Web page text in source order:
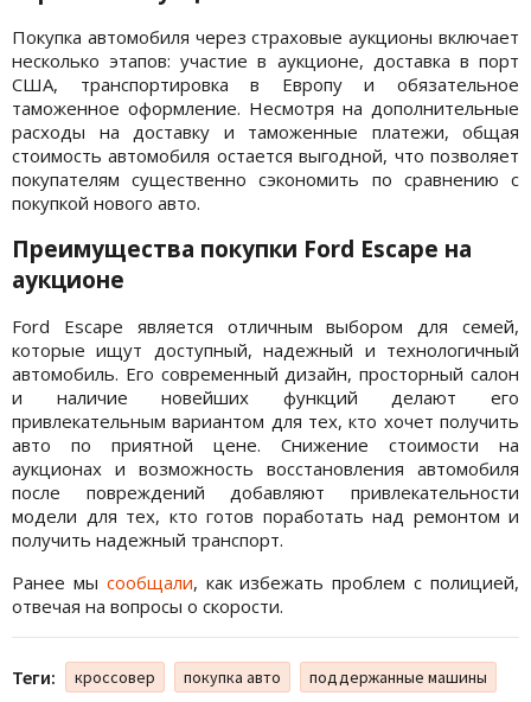
Покупка автомобиля через страховые аукционы включает
несколько этапов: участие в аукционе, доставка в порт
США, транспортировка в Европу и обязательное
таможенное оформление. Несмотря на дополнительные
расходы на доставку и таможенные платежи, общая
стоимость автомобиля остается выгодной, что позволяет
покупателям существенно сэкономить по сравнению с
покупкой нового авто.
Преимущества покупки Ford Escape на
аукционе
Ford Escape является отличным выбором для семей,
которые ищут доступный, надежный и технологичный
автомобиль. Его современный дизайн, просторный салон
и наличие новейших функций делают его
привлекательным вариантом для тех, кто хочет получить
авто по приятной цене. Снижение стоимости на
аукционах и возможность восстановления автомобиля
после повреждений добавляют привлекательности
модели для тех, кто готов поработать над ремонтом и
получить надежный транспорт.
Ранее мы сообщали, как избежать проблем с полицией,
отвечая на вопросы о скорости.
Теги: кроссовер покупка авто поддержанные машины